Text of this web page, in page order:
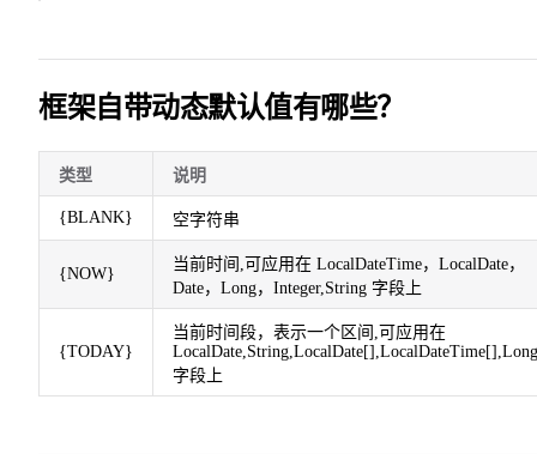
框架自带动态默认值有哪些？
类型 说明
{BLANK} 空字符串
{NOW}
当前时间,可应用在 LocalDateTime，LocalDate，
Date，Long，Integer,String 字段上
{TODAY}
当前时间段，表示一个区间,可应用在
字段上